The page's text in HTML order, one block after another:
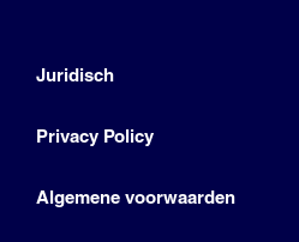
Juridisch
Privacy Policy
Algemene voorwaarden